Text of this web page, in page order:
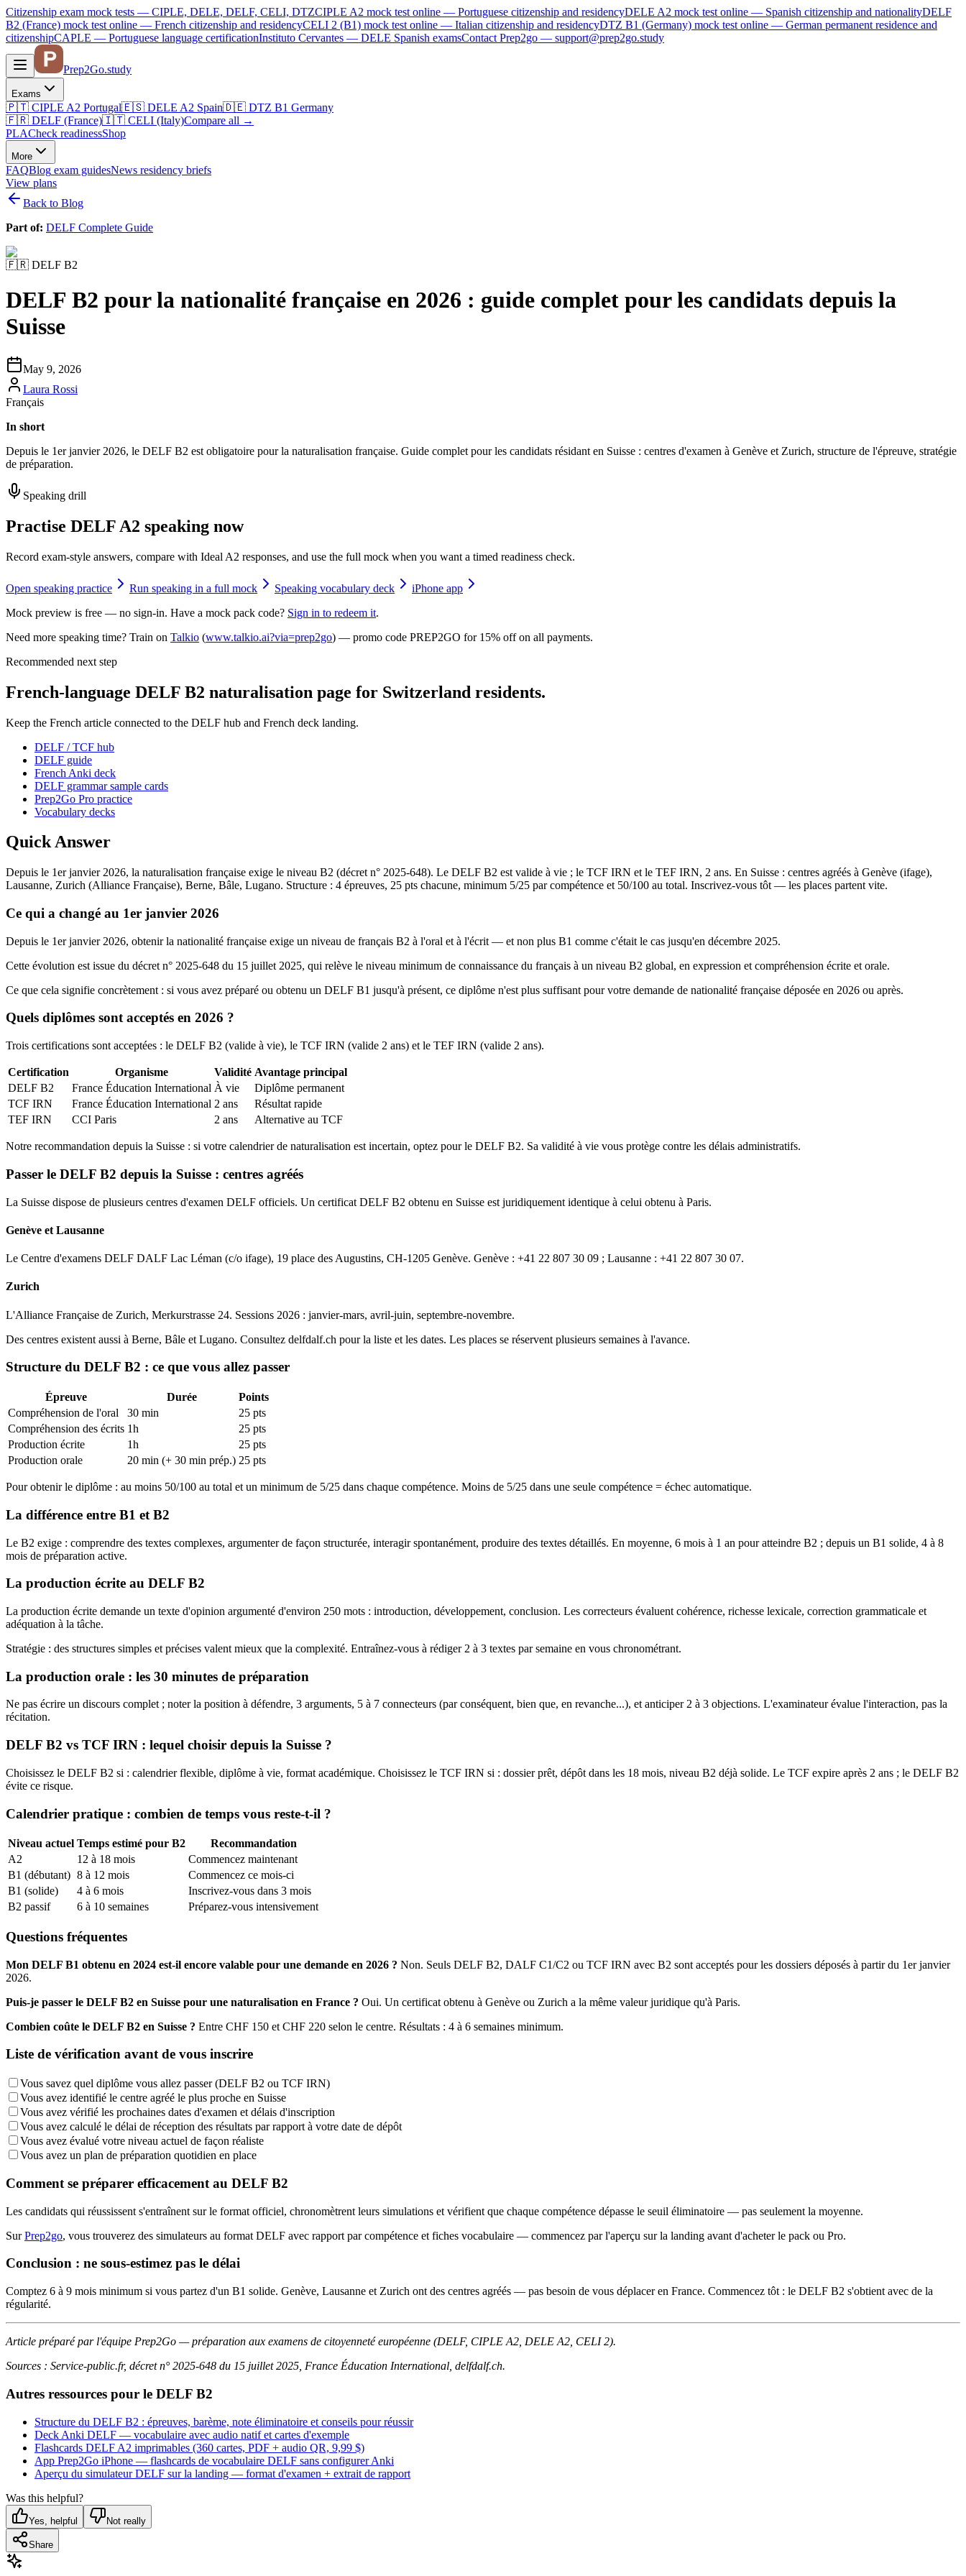
Citizenship exam mock tests — CIPLE, DELE, DELF, CELI, DTZCIPLE A2 mock test online — Portuguese citizenship and residencyDELE A2 mock test online — Spanish citizenship and nationalityDELF
B2 (France) mock test online — French citizenship and residencyCELI 2 (B1) mock test online — Italian citizenship and residencyDTZ B1 (Germany) mock test online — German permanent residence and
citizenshipCAPLE — Portuguese language certificationInstituto Cervantes — DELE Spanish examsContact Prep2go — support@prep2go.study
Prep2Go.study
Exams
🇵🇹 CIPLE A2 Portugal🇪🇸 DELE A2 Spain🇩🇪 DTZ B1 Germany
🇫🇷 DELF (France)🇮🇹 CELI (Italy)Compare all →
PLACheck readinessShop
More
FAQBlog exam guidesNews residency briefs
View plans
Back to Blog
Part of: DELF Complete Guide
🇫🇷 DELF B2
DELF B2 pour la nationalité française en 2026 : guide complet pour les candidats depuis la
Suisse
May 9, 2026
Laura Rossi
Français
In short
Depuis le 1er janvier 2026, le DELF B2 est obligatoire pour la naturalisation française. Guide complet pour les candidats résidant en Suisse : centres d'examen à Genève et Zurich, structure de l'épreuve, stratégie
de préparation.
Speaking drill
Practise DELF A2 speaking now
Record exam-style answers, compare with Ideal A2 responses, and use the full mock when you want a timed readiness check.
Open speaking practice Run speaking in a full mock Speaking vocabulary deck
iPhone app
Mock preview is free — no sign-in. Have a mock pack code? Sign in to redeem it.
Need more speaking time? Train on Talkio (www.talkio.ai?via=prep2go) — promo code PREP2GO for 15% off on all payments.
Recommended next step
French-language DELF B2 naturalisation page for Switzerland residents.
Keep the French article connected to the DELF hub and French deck landing.
DELF / TCF hub
DELF guide
French Anki deck
DELF grammar sample cards
Prep2Go Pro practice
Vocabulary decks
Quick Answer
Depuis le 1er janvier 2026, la naturalisation française exige le niveau B2 (décret n° 2025-648). Le DELF B2 est valide à vie ; le TCF IRN et le TEF IRN, 2 ans. En Suisse : centres agréés à Genève (ifage),
Lausanne, Zurich (Alliance Française), Berne, Bâle, Lugano. Structure : 4 épreuves, 25 pts chacune, minimum 5/25 par compétence et 50/100 au total. Inscrivez-vous tôt — les places partent vite.
Ce qui a changé au 1er janvier 2026
Depuis le 1er janvier 2026, obtenir la nationalité française exige un niveau de français B2 à l'oral et à l'écrit — et non plus B1 comme c'était le cas jusqu'en décembre 2025.
Cette évolution est issue du décret n° 2025-648 du 15 juillet 2025, qui relève le niveau minimum de connaissance du français à un niveau B2 global, en expression et compréhension écrite et orale.
Ce que cela signifie concrètement : si vous avez préparé ou obtenu un DELF B1 jusqu'à présent, ce diplôme n'est plus suffisant pour votre demande de nationalité française déposée en 2026 ou après.
Quels diplômes sont acceptés en 2026 ?
Trois certifications sont acceptées : le DELF B2 (valide à vie), le TCF IRN (valide 2 ans) et le TEF IRN (valide 2 ans).
Certification Organisme Validité Avantage principal
DELF B2
France Éducation International À vie
Diplôme permanent
TCF IRN
France Éducation International 2 ans
Résultat rapide
TEF IRN
CCI Paris 2 ans Alternative au TCF
Notre recommandation depuis la Suisse : si votre calendrier de naturalisation est incertain, optez pour le DELF B2. Sa validité à vie vous protège contre les délais administratifs.
Passer le DELF B2 depuis la Suisse : centres agréés
La Suisse dispose de plusieurs centres d'examen DELF officiels. Un certificat DELF B2 obtenu en Suisse est juridiquement identique à celui obtenu à Paris.
Genève et Lausanne
Le Centre d'examens DELF DALF Lac Léman (c/o ifage), 19 place des Augustins, CH-1205 Genève. Genève : +41 22 807 30 09 ; Lausanne : +41 22 807 30 07.
Zurich
L'Alliance Française de Zurich, Merkurstrasse 24. Sessions 2026 : janvier-mars, avril-juin, septembre-novembre.
Des centres existent aussi à Berne, Bâle et Lugano. Consultez delfdalf.ch pour la liste et les dates. Les places se réservent plusieurs semaines à l'avance.
Structure du DELF B2 : ce que vous allez passer
Épreuve Durée
Points
Compréhension de l'oral
30 min
25 pts
Compréhension des écrits 1h
25 pts
Production écrite
1h
25 pts
Production orale
20 min (+ 30 min prép.) 25 pts
Pour obtenir le diplôme : au moins 50/100 au total et un minimum de 5/25 dans chaque compétence. Moins de 5/25 dans une seule compétence = échec automatique.
La différence entre B1 et B2
Le B2 exige : comprendre des textes complexes, argumenter de façon structurée, interagir spontanément, produire des textes détaillés. En moyenne, 6 mois à 1 an pour atteindre B2 ; depuis un B1 solide, 4 à 8
mois de préparation active.
La production écrite au DELF B2
La production écrite demande un texte d'opinion argumenté d'environ 250 mots : introduction, développement, conclusion. Les correcteurs évaluent cohérence, richesse lexicale, correction grammaticale et
adéquation à la tâche.
Stratégie : des structures simples et précises valent mieux que la complexité. Entraînez-vous à rédiger 2 à 3 textes par semaine en vous chronométrant.
La production orale : les 30 minutes de préparation
Ne pas écrire un discours complet ; noter la position à défendre, 3 arguments, 5 à 7 connecteurs (par conséquent, bien que, en revanche...), et anticiper 2 à 3 objections. L'examinateur évalue l'interaction, pas la
récitation.
DELF B2 vs TCF IRN : lequel choisir depuis la Suisse ?
Choisissez le DELF B2 si : calendrier flexible, diplôme à vie, format académique. Choisissez le TCF IRN si : dossier prêt, dépôt dans les 18 mois, niveau B2 déjà solide. Le TCF expire après 2 ans ; le DELF B2
évite ce risque.
Calendrier pratique : combien de temps vous reste-t-il ?
Niveau actuel Temps estimé pour B2
Recommandation
A2
12 à 18 mois
Commencez maintenant
B1 (débutant) 8 à 12 mois
Commencez ce mois-ci
B1 (solide)
4 à 6 mois
Inscrivez-vous dans 3 mois
B2 passif
6 à 10 semaines Préparez-vous intensivement
Questions fréquentes
Mon DELF B1 obtenu en 2024 est-il encore valable pour une demande en 2026 ? Non. Seuls DELF B2, DALF C1/C2 ou TCF IRN avec B2 sont acceptés pour les dossiers déposés à partir du 1er janvier
2026.
Puis-je passer le DELF B2 en Suisse pour une naturalisation en France ? Oui. Un certificat obtenu à Genève ou Zurich a la même valeur juridique qu'à Paris.
Combien coûte le DELF B2 en Suisse ? Entre CHF 150 et CHF 220 selon le centre. Résultats : 4 à 6 semaines minimum.
Liste de vérification avant de vous inscrire
Vous savez quel diplôme vous allez passer (DELF B2 ou TCF IRN)
Vous avez identifié le centre agréé le plus proche en Suisse
Vous avez vérifié les prochaines dates d'examen et délais d'inscription
Vous avez calculé le délai de réception des résultats par rapport à votre date de dépôt
Vous avez évalué votre niveau actuel de façon réaliste
Vous avez un plan de préparation quotidien en place
Comment se préparer efficacement au DELF B2
Les candidats qui réussissent s'entraînent sur le format officiel, chronomètrent leurs simulations et vérifient que chaque compétence dépasse le seuil éliminatoire — pas seulement la moyenne.
SurPrep2go, vous trouverez des simulateurs au format DELF avec rapport par compétence et fiches vocabulaire — commencez par l'aperçu sur la landing avant d'acheter le pack ou Pro.
Conclusion : ne sous-estimez pas le délai
Comptez 6 à 9 mois minimum si vous partez d'un B1 solide. Genève, Lausanne et Zurich ont des centres agréés — pas besoin de vous déplacer en France. Commencez tôt : le DELF B2 s'obtient avec de la
régularité.
Article préparé par l'équipe Prep2Go — préparation aux examens de citoyenneté européenne (DELF, CIPLE A2, DELE A2, CELI 2).
Sources : Service-public.fr, décret n° 2025-648 du 15 juillet 2025, France Éducation International, delfdalf.ch.
Autres ressources pour le DELF B2
Structure du DELF B2 : épreuves, barème, note éliminatoire et conseils pour réussir
Deck Anki DELF — vocabulaire avec audio natif et cartes d'exemple
Flashcards DELF A2 imprimables (360 cartes, PDF + audio QR, 9,99 $)
App Prep2Go iPhone — flashcards de vocabulaire DELF sans configurer Anki
Aperçu du simulateur DELF sur la landing — format d'examen + extrait de rapport
Was this helpful?
Yes, helpful Not really
Share